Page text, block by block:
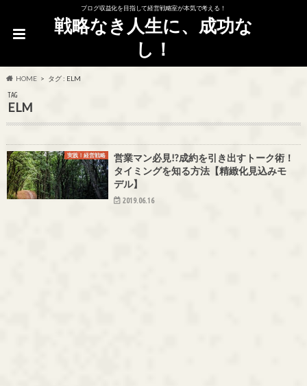
ブログ収益化を目指して経営戦略室が本気で考える！
戦略なき人生に、成功な
し！
HOME タグ : ELM
TAG
ELM
実践！経営戦略
営業マン必見!?成約を引き出すトーク術！
タイミングを知る方法【精緻化見込みモ
デル】
2019.06.16